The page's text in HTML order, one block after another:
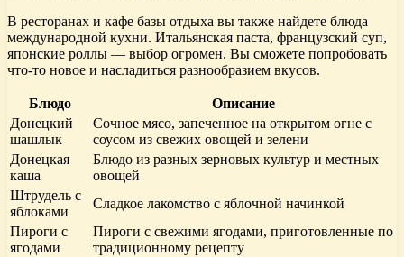
В ресторанах и кафе базы отдыха вы также найдете блюда
международной кухни. Итальянская паста, французский суп,
японские роллы — выбор огромен. Вы сможете попробовать
что-то новое и насладиться разнообразием вкусов.
Блюдо
Описание
Донецкий
шашлык
Сочное мясо, запеченное на открытом огне с
соусом из свежих овощей и зелени
Донецкая
каша
Блюдо из разных зерновых культур и местных
овощей
Штрудель с
яблоками
Сладкое лакомство с яблочной начинкой
Пироги с
ягодами
Пироги с свежими ягодами, приготовленные по
традиционному рецепту